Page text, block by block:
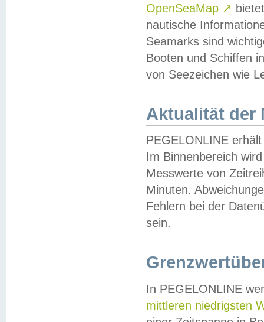
OpenSeaMap ↗
nautische
Seamarks sind
Booten und Schiffen
von Seezeichen wie
Aktualität der
PEGELONLINE
Im Binnenbereich
Messwerte von
Minuten.
Fehlern bei der
sein.
In PEGELONLINE
mittleren niedrigsten